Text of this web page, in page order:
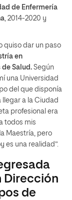
de Enfermería
, 2014-2020 y
quiso dar un paso
en
Salud. Según
una Universidad
del que disponía
a la Ciudad
profesional era
todos mis
Maestría, pero
es una realidad”.
Dirección
de